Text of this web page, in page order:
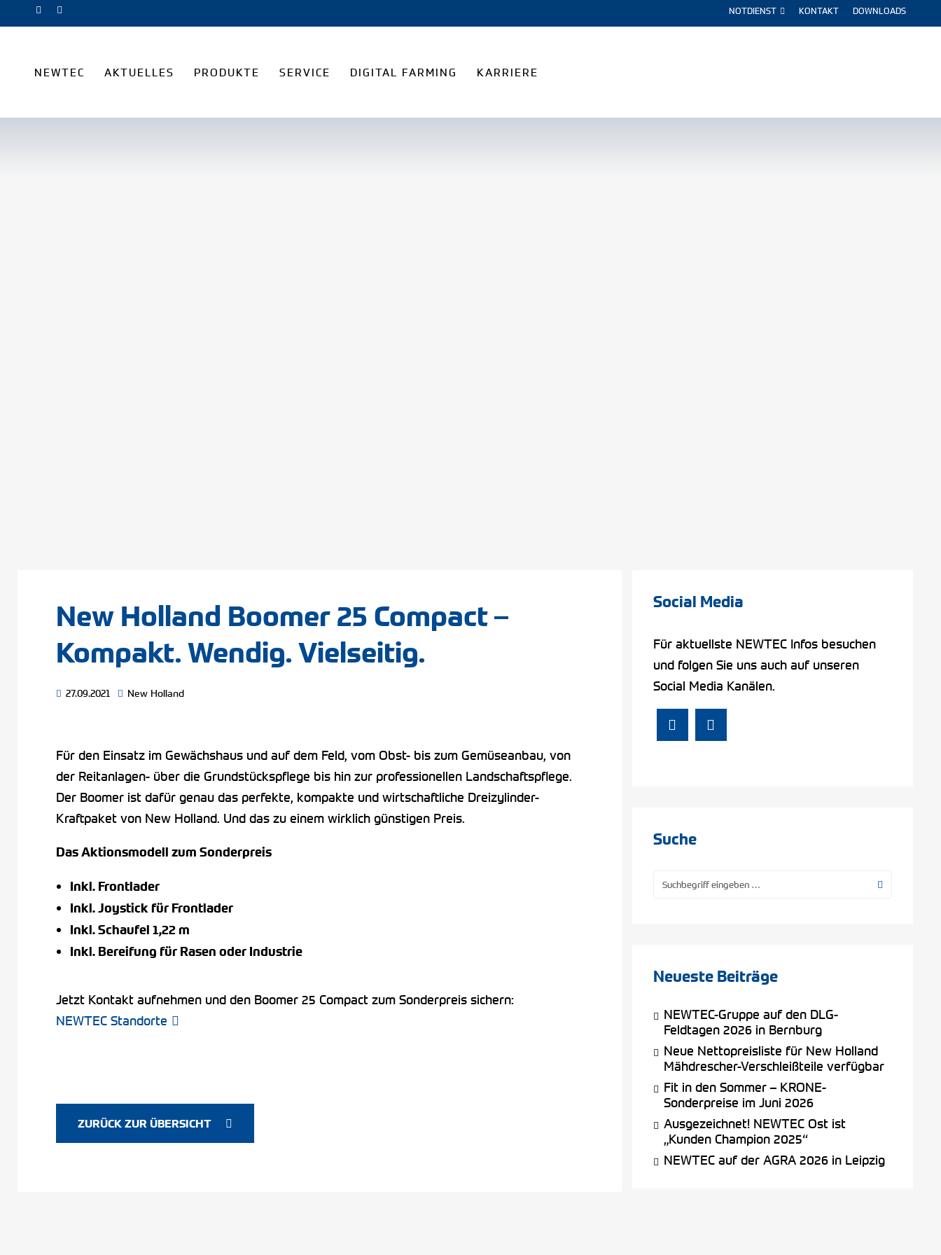
NOTDIENST KONTAKT DOWNLOADS
NEWTEC AKTUELLES PRODUKTE SERVICE DIGITAL FARMING KARRIERE
New Holland Boomer 25 Compact –
Kompakt. Wendig. Vielseitig.
27.09.2021 New Holland
Für den Einsatz im Gewächshaus und auf dem Feld, vom Obst- bis zum Gemüseanbau, von
der Reitanlagen- über die Grundstückspflege bis hin zur professionellen Landschaftspflege.
Der Boomer ist dafür genau das perfekte, kompakte und wirtschaftliche Dreizylinder-
Kraftpaket von New Holland. Und das zu einem wirklich günstigen Preis.
Das Aktionsmodell zum Sonderpreis
Inkl. Frontlader
Inkl. Joystick für Frontlader
Inkl. Schaufel 1,22 m
Inkl. Bereifung für Rasen oder Industrie
Jetzt Kontakt aufnehmen und den Boomer 25 Compact zum Sonderpreis sichern:
NEWTEC Standorte
ZURÜCK ZUR ÜBERSICHT
Social Media
Für aktuellste NEWTEC Infos besuchen
und folgen Sie uns auch auf unseren
Social Media Kanälen.
Suche
Neueste Beiträge
NEWTEC-Gruppe auf den DLG-
Feldtagen 2026 in Bernburg
Neue Nettopreisliste für New Holland
Mähdrescher-Verschleißteile verfügbar
Fit in den Sommer – KRONE-
Sonderpreise im Juni 2026
Ausgezeichnet! NEWTEC Ost ist
„Kunden Champion 2025“
NEWTEC auf der AGRA 2026 in Leipzig